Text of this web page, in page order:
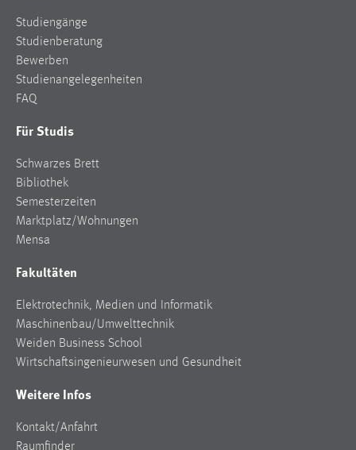
Studiengänge
Studienberatung
Bewerben
Studienangelegenheiten
FAQ
Für Studis
Schwarzes Brett
Bibliothek
Semesterzeiten
Marktplatz/Wohnungen
Mensa
Fakultäten
Elektrotechnik, Medien und Informatik
Maschinenbau/Umwelttechnik
Weiden Business School
Wirtschaftsingenieurwesen und Gesundheit
Weitere Infos
Kontakt/Anfahrt
Raumfinder
Login
Name:
fe_user, be_user, be_lastLoginProvider
Dieser Cookie ist notwendig um sich an der Website
Cookie Laufzeit:
24 Stunden
Statistik Cookies erfassen Informationen anonym.
Matomo
_pk_ref, _pk_cvar, _pk_id, _pk_ses
Zweck: